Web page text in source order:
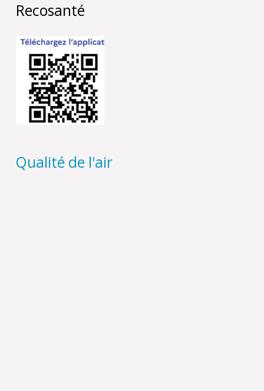
Recosanté
Qualité de l'air